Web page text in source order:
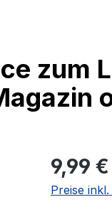
zum
Regulärer
9,99 €
Preise